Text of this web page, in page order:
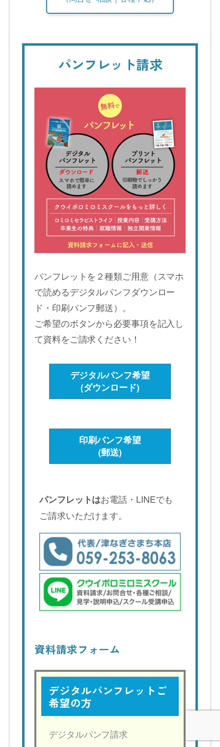
パンフレット請求
パンフレットを２種類ご用意（スマホ
で読めるデジタルパンフダウンロー
ド・印刷パンフ郵送）。
ご希望のボタンから必要事項を記入し
て資料をご請求ください！
デジタルパンフ希望
(ダウンロード)
印刷パンフ希望
(郵送)
パンフレットはお電話・LINEでも
ご請求いただけます。
資料請求フォーム
デジタルパンフレットご
希望の方
デジタルパンフ請求